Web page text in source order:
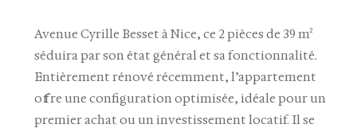
Avenue Cyrille Besset à Nice, ce 2 pièces de 39 m²
séduira par son état général et sa fonctionnalité.
Entièrement rénové récemment, l’appartement
offre une configuration optimisée, idéale pour un
premier achat ou un investissement locatif. Il se